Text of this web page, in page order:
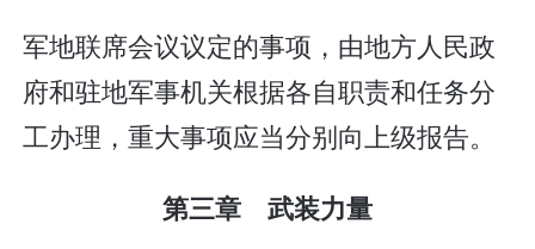
军地联席会议议定的事项，由地方人民政
府和驻地军事机关根据各自职责和任务分
工办理，重大事项应当分别向上级报告。
第三章 武装力量